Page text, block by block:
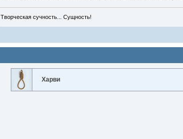
Творческая сучность... Сущность!
Харви